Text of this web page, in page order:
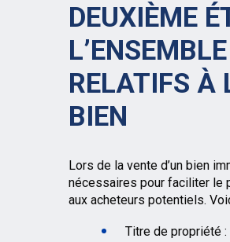
DEUXIÈME
RELATIFS À
BIEN
Lors de la vente d’un bien
nécessaires pour faciliter le
aux acheteurs potentiels.
Titre de propriété :